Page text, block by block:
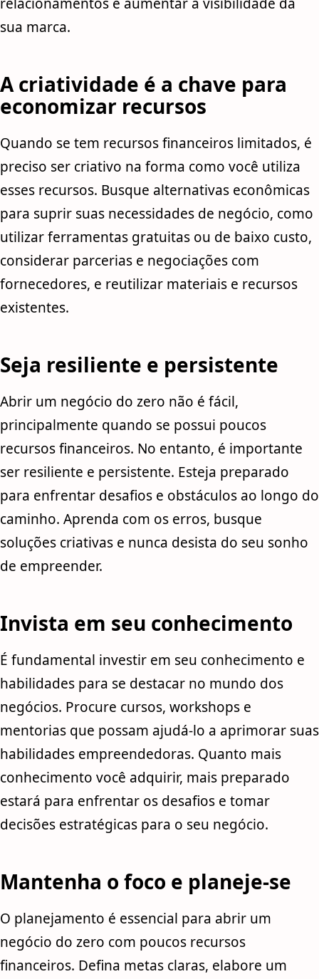
sua marca.
A criatividade é a chave para
economizar recursos
Quando se tem recursos financeiros limitados, é
preciso ser criativo na forma como você utiliza
esses recursos. Busque alternativas econômicas
para suprir suas necessidades de negócio, como
utilizar ferramentas gratuitas ou de baixo custo,
considerar parcerias e negociações com
fornecedores, e reutilizar materiais e recursos
existentes.
Seja resiliente e persistente
Abrir um negócio do zero não é fácil,
principalmente quando se possui poucos
recursos financeiros. No entanto, é importante
ser resiliente e persistente. Esteja preparado
para enfrentar desafios e obstáculos ao longo do
caminho. Aprenda com os erros, busque
soluções criativas e nunca desista do seu sonho
de empreender.
Invista em seu conhecimento
É fundamental investir em seu conhecimento e
habilidades para se destacar no mundo dos
negócios. Procure cursos, workshops e
mentorias que possam ajudá-lo a aprimorar suas
habilidades empreendedoras. Quanto mais
conhecimento você adquirir, mais preparado
estará para enfrentar os desafios e tomar
decisões estratégicas para o seu negócio.
Mantenha o foco e planeje-se
O planejamento é essencial para abrir um
negócio do zero com poucos recursos
financeiros. Defina metas claras, elabore um